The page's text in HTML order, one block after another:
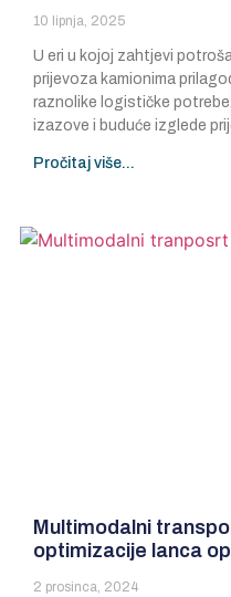
10 lipnja, 2025
U eri u kojoj zahtjevi
prijevoza kamionima
raznolike logističke
izazove i buduće izglede
Pročitaj više...
Multimodalni
optimizacije lanca
2 prosinca, 2024